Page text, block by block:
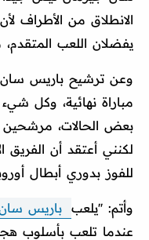
الانطلاق من الأطراف
يفضلان اللعب
وعن ترشيح باريس سان
مباراة نهائية، وكل
بعض الحالات، مرشحين
لكنني أعتقد أن الفريق
للفوز بدوري أبطال
وأتم: ''يلعب باريس
عندما تلعب بأسلوب